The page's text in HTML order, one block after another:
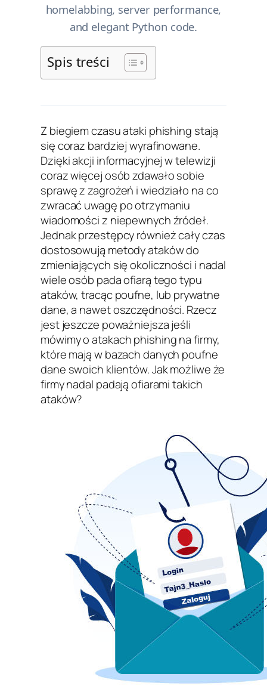
homelabbing, server performance,
and elegant Python code.
Spis treści
Z biegiem czasu ataki phishing stają
się coraz bardziej wyrafinowane.
Dzięki akcji informacyjnej w telewizji
coraz więcej osób zdawało sobie
sprawę z zagrożeń i wiedziało na co
zwracać uwagę po otrzymaniu
wiadomości z niepewnych źródeł.
Jednak przestępcy również cały czas
dostosowują metody ataków do
zmieniających się okoliczności i nadal
wiele osób pada ofiarą tego typu
ataków, tracąc poufne, lub prywatne
dane, a nawet oszczędności. Rzecz
jest jeszcze poważniejsza jeśli
mówimy o atakach phishing na firmy,
które mają w bazach danych poufne
dane swoich klientów. Jak możliwe że
firmy nadal padają ofiarami takich
ataków?